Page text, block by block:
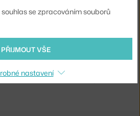
naStolná lampa Multi-Lite,
toMulti-Lite Table Lamp, soft
se zpracováním souborů
PŘIJMOUT VŠE
nastavení